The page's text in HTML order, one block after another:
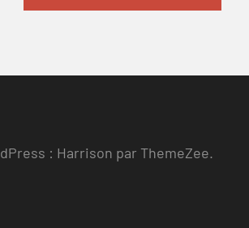
: Harrison par ThemeZee.